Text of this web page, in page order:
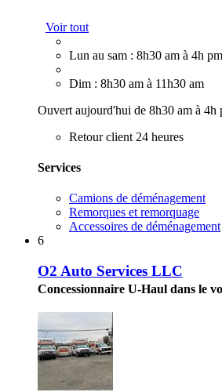
Voir tout
Lun au sam : 8h30 am à 4h pm
Dim : 8h30 am à 11h30 am
Ouvert aujourd'hui de 8h30 am à 4h
Retour client 24 heures
Services
Camions de déménagement
Remorques et remorquage
Accessoires de déménagement
6
O2 Auto Services LLC
Concessionnaire U-Haul dans le